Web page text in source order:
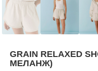
GRAIN RELAXED
МЕЛАНЖ)